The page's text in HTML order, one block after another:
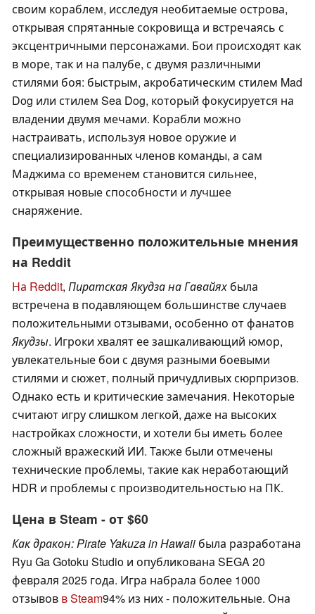
своим кораблем, исследуя необитаемые острова,
открывая спрятанные сокровища и встречаясь с
эксцентричными персонажами. Бои происходят как
в море, так и на палубе, с двумя различными
стилями боя: быстрым, акробатическим стилем Mad
Dog или стилем Sea Dog, который фокусируется на
владении двумя мечами. Корабли можно
настраивать, используя новое оружие и
специализированных членов команды, а сам
Маджима со временем становится сильнее,
открывая новые способности и лучшее
снаряжение.
Преимущественно положительные мнения
на Reddit
На Reddit, Пиратская Якудза на Гавайях была
встречена в подавляющем большинстве случаев
положительными отзывами, особенно от фанатов
Якудзы. Игроки хвалят ее зашкаливающий юмор,
увлекательные бои с двумя разными боевыми
стилями и сюжет, полный причудливых сюрпризов.
Однако есть и критические замечания. Некоторые
считают игру слишком легкой, даже на высоких
настройках сложности, и хотели бы иметь более
сложный вражеский ИИ. Также были отмечены
технические проблемы, такие как неработающий
HDR и проблемы с производительностью на ПК.
Цена в Steam - от $60
Как дракон: Pirate Yakuza in Hawaii была разработана
Ryu Ga Gotoku Studio и опубликована SEGA 20
февраля 2025 года. Игра набрала более 1000
отзывов в Steam94% из них - положительные. Она